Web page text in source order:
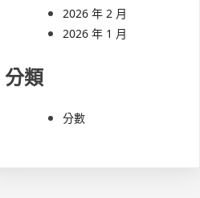
2026 年 2 月
2026 年 1 月
分類
分數